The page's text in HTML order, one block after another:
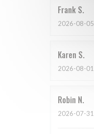
Frank S
2026-08-05
Karen S
2026-08-01
Robin N
2026-07-31